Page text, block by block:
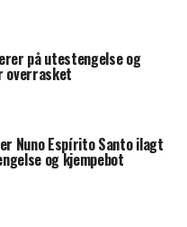
på utestengelse og
overrasket
Nuno Espírito Santo ilagt
og kjempebot